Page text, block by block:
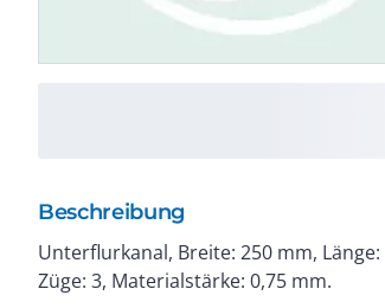
Beschreibung
Unterflurkanal, Breite: 250 mm, Länge:
Züge: 3, Materialstärke: 0,75 mm.